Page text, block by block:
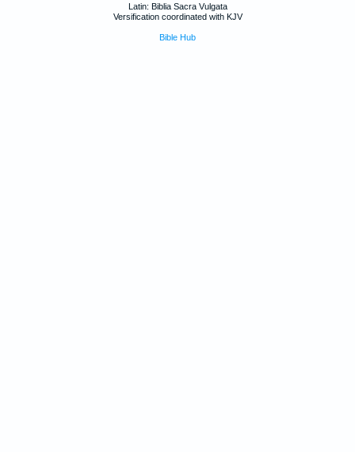
Latin: Biblia Sacra Vulgata
Versification coordinated with KJV
Bible Hub